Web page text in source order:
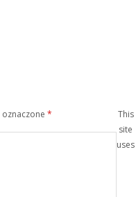
oznaczone*
This
site
uses